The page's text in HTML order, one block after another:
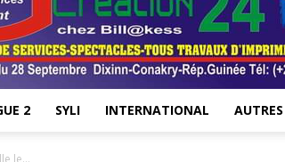
2 SYLI INTERNATIONAL AUTRES
le...